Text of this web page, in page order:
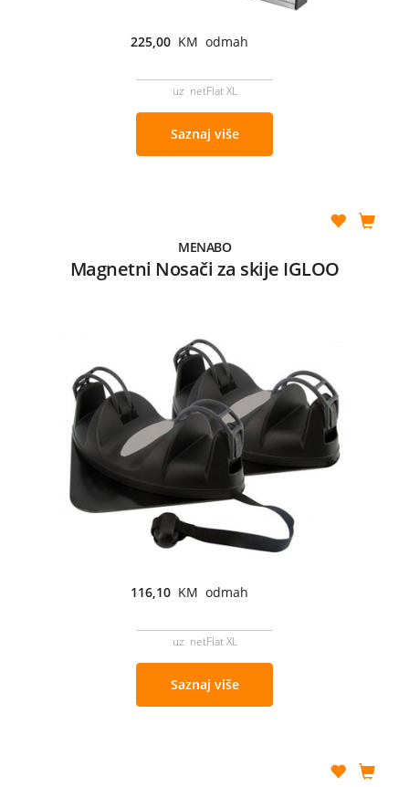
225,00 KM odmah
uz netFlat XL
Saznaj više
MENABO
Magnetni Nosači za skije IGLOO
116,10 KM odmah
uz netFlat XL
Saznaj više